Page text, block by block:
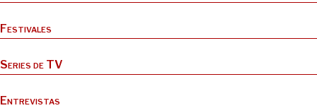
Festivales
Series de TV
Entrevistas